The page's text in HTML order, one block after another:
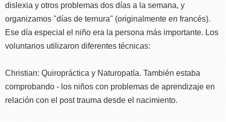
dislexia y otros problemas dos días a la semana, y
organizamos "días de ternura" (originalmente en francés).
Ese día especial el niño era la persona más importante. Los
voluntarios utilizaron diferentes técnicas:
Christian: Quiropráctica y Naturopatía. También estaba
comprobando - los niños con problemas de aprendizaje en
relación con el post trauma desde el nacimiento.